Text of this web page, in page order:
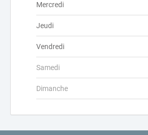
Mercredi
Jeudi
Vendredi
Samedi
Dimanche